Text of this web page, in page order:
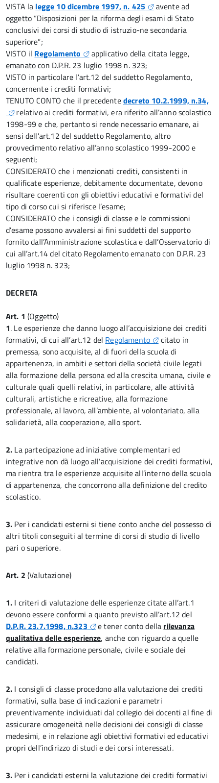
VISTA la legge 10 dicembre 1997, n. 425
avente ad
oggetto “Disposizioni per la riforma degli esami di Stato
conclusivi dei corsi di studio di istruzio-ne secondaria
superiore”;
VISTO il Regolamento
applicativo della citata legge,
emanato con D.P.R. 23 luglio 1998 n. 323;
VISTO in particolare l’art.12 del suddetto Regolamento,
concernente i crediti formativi;
TENUTO CONTO che il precedentedecreto 10.2.1999, n.34,
relativo ai crediti formativi, era riferito all’anno scolastico
1998-99 e che, pertanto si rende necessario emanare, ai
sensi dell’art.12 del suddetto Regolamento, altro
provvedimento relativo all’anno scolastico 1999-2000 e
seguenti;
CONSIDERATO che i menzionati crediti, consistenti in
qualificate esperienze, debitamente documentate, devono
risultare coerenti con gli obiettivi educativi e formativi del
tipo di corso cui si riferisce l’esame;
CONSIDERATO che i consigli di classe e le commissioni
d’esame possono avvalersi ai fini suddetti del supporto
fornito dall’Amministrazione scolastica e dall’Osservatorio di
cui all’art.14 del citato Regolamento emanato con D.P.R. 23
luglio 1998 n. 323;
DECRETA
Art. 1 (Oggetto)
1. Le esperienze che danno luogo all’acquisizione dei crediti
formativi, di cui all’art.12 del Regolamento
citato in
premessa, sono acquisite, al di fuori della scuola di
appartenenza, in ambiti e settori della società civile legati
alla formazione della persona ed alla crescita umana, civile e
culturale quali quelli relativi, in particolare, alle attività
culturali, artistiche e ricreative, alla formazione
professionale, al lavoro, all’ambiente, al volontariato, alla
solidarietà, alla cooperazione, allo sport.
2. La partecipazione ad iniziative complementari ed
integrative non dà luogo all’acquisizione dei crediti formativi,
ma rientra tra le esperienze acquisite all’interno della scuola
di appartenenza, che concorrono alla definizione del credito
scolastico.
3. Per i candidati esterni si tiene conto anche del possesso di
altri titoli conseguiti al termine di corsi di studio di livello
pari o superiore.
Art. 2(Valutazione)
1. I criteri di valutazione delle esperienze citate all’art.1
devono essere conformi a quanto previsto all’art.12 del
D.P.R. 23.7.1998, n.323
e tener conto della rilevanza
qualitativa delle esperienze, anche con riguardo a quelle
relative alla formazione personale, civile e sociale dei
candidati.
2. I consigli di classe procedono alla valutazione dei crediti
formativi, sulla base di indicazioni e parametri
preventivamente individuati dal collegio dei docenti al fine di
assicurare omogeneità nelle decisioni dei consigli di classe
medesimi, e in relazione agli obiettivi formativi ed educativi
propri dell’indirizzo di studi e dei corsi interessati.
3. Per i candidati esterni la valutazione dei crediti formativi